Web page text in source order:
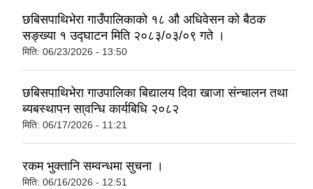
छबिसपाथिभेरा गाउँपालिकाको १८ ‍औ अधिवेसन को बैठक
सङ्ख्या १ उद्घाटन मिति २०८३/०३/०९ गते ।
मिति: 06/23/2026 - 13:50
छबिसपाथिभेरा गाउपालिका बिद्यालय दिवा खाजा संन्चालन तथा
ब्यबस्थापन सा्वन्धि कार्यबिधि २०८२
मिति: 06/17/2026 - 11:21
रकम भुक्तानि सम्वन्धमा सुचना ।
मिति: 06/16/2026 - 12:51